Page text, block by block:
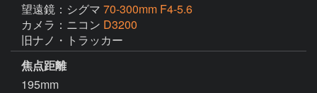
望遠鏡：シグマ 70-300mm F4-5.6
カメラ：ニコン D3200
旧ナノ・トラッカー
焦点距離
195mm